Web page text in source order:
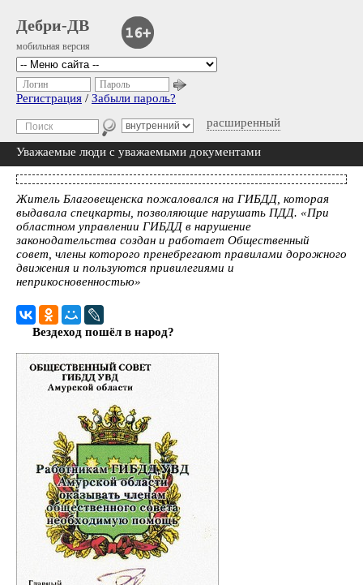
Дебри-ДВ
мобильная версия
расширенный
Логин Пароль
Регистрация / Забыли пароль?
Уважаемые люди с уважаемыми документами
Житель Благовещенска пожаловался на ГИБДД, которая
выдавала спецкарты, позволяющие нарушать ПДД. «При
областном управлении ГИБДД в нарушение
законодательства создан и работает Общественный
совет, члены которого пренебрегают правилами дорожного
движения и пользуются привилегиями и
неприкосновенностью»
Вездеход пошёл в народ?